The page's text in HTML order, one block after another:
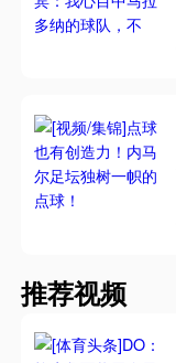
推荐视频